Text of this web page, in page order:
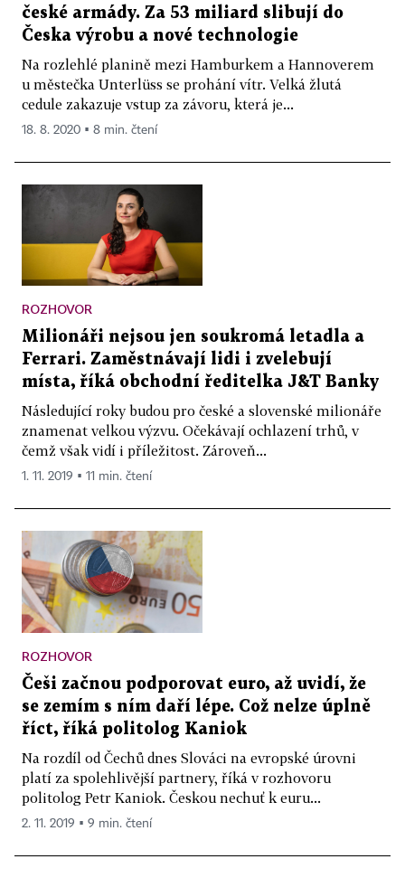
české armády. Za 53 miliard slibují do
Česka výrobu a nové technologie
Na rozlehlé planině mezi Hamburkem a Hannoverem
u městečka Unterlüss se prohání vítr. Velká žlutá
cedule zakazuje vstup za závoru, která je...
18. 8. 2020 ▪ 8 min. čtení
ROZHOVOR
Milionáři nejsou jen soukromá letadla a
Ferrari. Zaměstnávají lidi i zvelebují
místa, říká obchodní ředitelka J&T Banky
Následující roky budou pro české a slovenské milionáře
znamenat velkou výzvu. Očekávají ochlazení trhů, v
čemž však vidí i příležitost. Zároveň...
1. 11. 2019 ▪ 11 min. čtení
ROZHOVOR
Češi začnou podporovat euro, až uvidí, že
se zemím s ním daří lépe. Což nelze úplně
říct, říká politolog Kaniok
Na rozdíl od Čechů dnes Slováci na evropské úrovni
platí za spolehlivější partnery, říká v rozhovoru
politolog Petr Kaniok. Českou nechuť k euru...
2. 11. 2019 ▪ 9 min. čtení